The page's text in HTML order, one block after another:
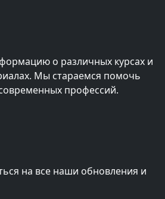
о различных курсах и
Мы стараемся помочь
профессий.
на все наши обновления и